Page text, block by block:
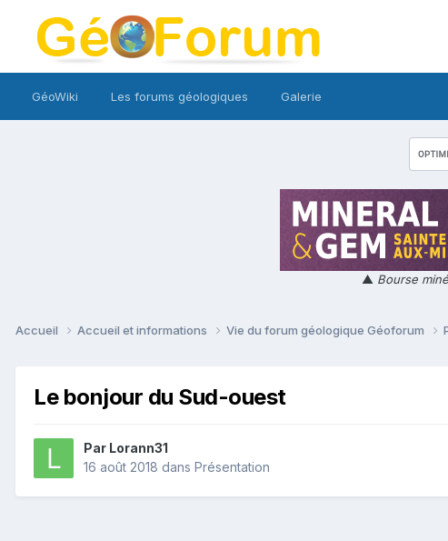
GéoWiki Les forums géologiques Galerie
▲ Bourse
Accueil Accueil et informations Vie du forum géologique Géoforum
Le bonjour du Sud-ouest
Par Lorann31
16 août 2018 dans Présentation